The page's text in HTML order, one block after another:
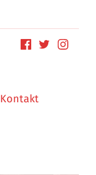
Kontakt